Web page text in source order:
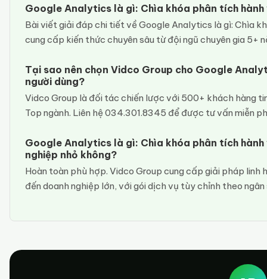
Google Analytics là gì: Chìa khóa phân tích hành
Bài viết giải đáp chi tiết về Google Analytics là gì: Chìa
cung cấp kiến thức chuyên sâu từ đội ngũ chuyên gia 5+
Tại sao nên chọn Vidco Group cho Google
người dùng?
Vidco Group là đối tác chiến lược với 500+ khách hàng
Top ngành. Liên hệ 034.301.8345 để được tư vấn miễn
Google Analytics là gì: Chìa khóa phân tích hành
nghiệp nhỏ không?
Hoàn toàn phù hợp. Vidco Group cung cấp giải pháp
đến doanh nghiệp lớn, với gói dịch vụ tùy chỉnh theo